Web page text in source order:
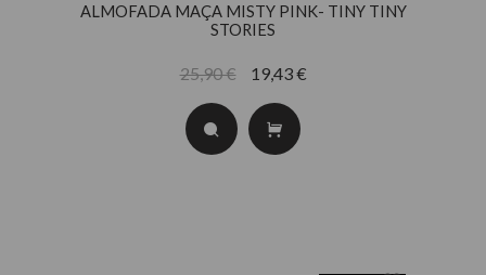
ALMOFADA MAÇA MISTY PINK- TINY TINY
STORIES
25,90 € 19,43 €